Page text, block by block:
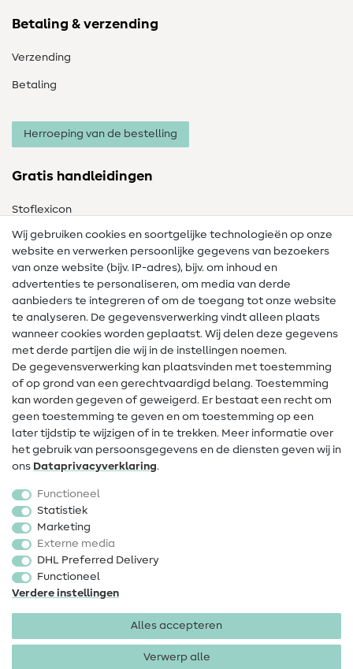
Betaling & verzending
Verzending
Betaling
Herroeping van de bestelling
Gratis handleidingen
Stoflexicon
Naailexicon
Gratis Naaipatronen
Hulp & contact
Contact
Wijziging van eigenaar
FAQ
Herroepingsrecht
Populair
Fournituren
Sale
Wij gebruiken cookies en soortgelijke technologieën op onze
website en verwerken persoonlijke gegevens van bezoekers
van onze website (bijv. IP-adres), bijv. om inhoud en
advertenties te personaliseren, om media van derde
aanbieders te integreren of om de toegang tot onze website
te analyseren. De gegevensverwerking vindt alleen plaats
wanneer cookies worden geplaatst. Wij delen deze gegevens
met derde partijen die wij in de instellingen noemen.
De gegevensverwerking kan plaatsvinden met toestemming
of op grond van een gerechtvaardigd belang. Toestemming
kan worden gegeven of geweigerd. Er bestaat een recht om
geen toestemming te geven en om toestemming op een
later tijdstip te wijzigen of in te trekken. Meer informatie over
het gebruik van persoonsgegevens en de diensten geven wij in
ons Data­privacy­verklaring.
Functioneel
Statistiek
Marketing
Externe media
DHL Preferred Delivery
Functioneel
Verdere instellingen
Alles accepteren
Verwerp alle
Colofon Privacy
Algemene voorwaarden